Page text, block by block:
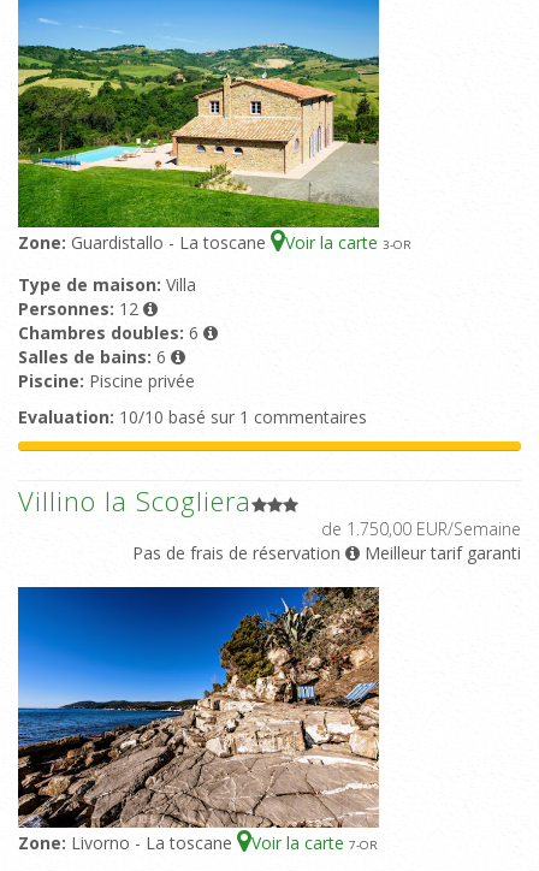
Zone: Guardistallo - La toscane Voir la carte 3-OR
Type de maison: Villa
Personnes: 12
Chambres doubles: 6
Salles de bains: 6
Piscine: Piscine privée
Evaluation: 10/10 basé sur 1 commentaires
Villino la Scogliera
de 1.750,00 EUR/Semaine
Pas de frais de réservation
Meilleur tarif garanti
Zone: Livorno - La toscane Voir la carte 7-OR